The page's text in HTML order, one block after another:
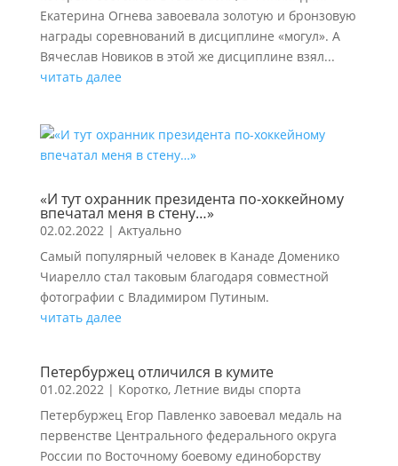
Екатерина Огнева завоевала золотую и бронзовую
награды соревнований в дисциплине «могул». А
Вячеслав Новиков в этой же дисциплине взял...
читать далее
«И тут охранник президента по-хоккейному
впечатал меня в стену…»
02.02.2022| Актуально
Самый популярный человек в Канаде Доменико
Чиарелло стал таковым благодаря совместной
фотографии с Владимиром Путиным.
читать далее
Петербуржец отличился в кумите
01.02.2022| Коротко, Летние виды спорта
Петербуржец Егор Павленко завоевал медаль на
первенстве Центрального федерального округа
России по Восточному боевому единоборству